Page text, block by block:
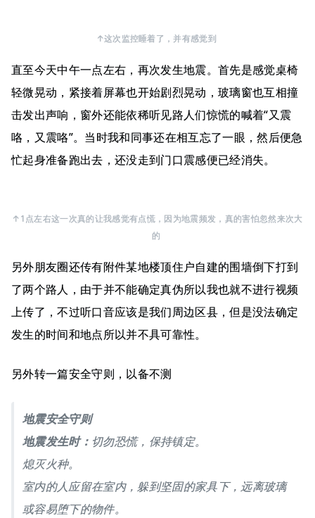
↑这次监控睡着了，并有感觉到
直至今天中午一点左右，再次发生地震。首先是感觉桌椅
轻微晃动，紧接着屏幕也开始剧烈晃动，玻璃窗也互相撞
击发出声响，窗外还能依稀听见路人们惊慌的喊着“又震
咯，又震咯”。当时我和同事还在相互忘了一眼，然后便急
忙起身准备跑出去，还没走到门口震感便已经消失。
↑1点左右这一次真的让我感觉有点慌，因为地震频发，真的害怕忽然来次大
的
另外朋友圈还传有附件某地楼顶住户自建的围墙倒下打到
了两个路人，由于并不能确定真伪所以我也就不进行视频
上传了，不过听口音应该是我们周边区县，但是没法确定
发生的时间和地点所以并不具可靠性。
另外转一篇安全守则，以备不测
地震安全守则
地震发生时： 切勿恐慌，保持镇定。
熄灭火种。
室内的人应留在室内，躲到坚固的家具下，远离玻璃
或容易堕下的物件。